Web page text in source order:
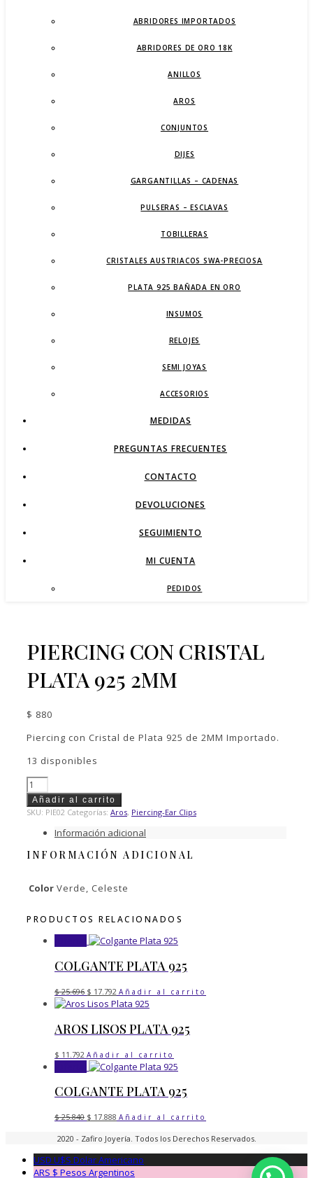
ABRIDORES IMPORTADOS
ABRIDORES DE ORO 18K
ANILLOS
AROS
CONJUNTOS
DIJES
GARGANTILLAS – CADENAS
PULSERAS – ESCLAVAS
TOBILLERAS
CRISTALES AUSTRIACOS SWA-PRECIOSA
PLATA 925 BAÑADA EN ORO
INSUMOS
RELOJES
SEMI JOYAS
ACCESORIOS
MEDIDAS
PREGUNTAS FRECUENTES
CONTACTO
DEVOLUCIONES
SEGUIMIENTO
MI CUENTA
PEDIDOS
PIERCING CON CRISTAL
PLATA 925 2MM
$ 880
Piercing con Cristal de Plata 925 de 2MM Importado.
13 disponibles
Piercing
con
Cristal
cantidad
Añadir al carrito
SKU: PIE02 Categorías: Aros, Piercing-Ear Clips
Información adicional
INFORMACIÓN ADICIONAL
Color Verde, Celeste
PRODUCTOS RELACIONADOS
COLGANTE PLATA 925
$25.696 El
precio
original
$ 25.696.
$ 17.792 El
precio
actual
$ 17.792.
Añadir al carrito
AROS LISOS PLATA 925
$ 11.792 Añadir al carrito
COLGANTE PLATA 925
$25.840 El
original
$ 25.840.
$ 17.888 El
actual
$ 17.888.
Añadir al carrito
2020 - Zafiro Joyería. Todos los Derechos Reservados.
USD U$S Dolar Americano
ARS $ Pesos Argentinos